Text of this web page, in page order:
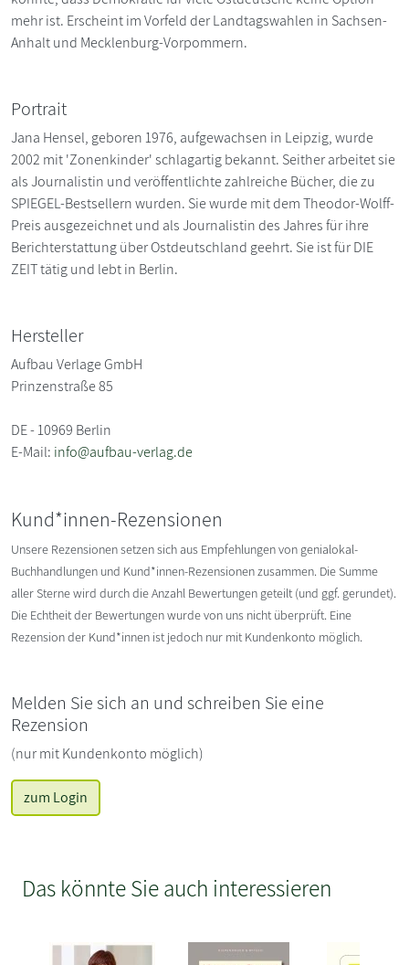
mehr ist. Erscheint im Vorfeld der Landtagswahlen in Sachsen-
Anhalt und Mecklenburg-Vorpommern.
Portrait
Jana Hensel, geboren 1976, aufgewachsen in Leipzig, wurde
2002 mit 'Zonenkinder' schlagartig bekannt. Seither arbeitet sie
als Journalistin und veröffentlichte zahlreiche Bücher, die zu
SPIEGEL-Bestsellern wurden. Sie wurde mit dem Theodor-Wolff-
Preis ausgezeichnet und als Journalistin des Jahres für ihre
Berichterstattung über Ostdeutschland geehrt. Sie ist für DIE
ZEIT tätig und lebt in Berlin.
Hersteller
Aufbau Verlage GmbH
Prinzenstraße 85
DE - 10969 Berlin
E-Mail: info@aufbau-verlag.de
Kund*innen-Rezensionen
Unsere Rezensionen setzen sich aus Empfehlungen von genialokal-
Buchhandlungen und Kund*innen-Rezensionen zusammen. Die Summe
aller Sterne wird durch die Anzahl Bewertungen geteilt (und ggf. gerundet).
Die Echtheit der Bewertungen wurde von uns nicht überprüft. Eine
Rezension der Kund*innen ist jedoch nur mit Kundenkonto möglich.
Melden Sie sich an und schreiben Sie eine
Rezension
(nur mit Kundenkonto möglich)
zum Login
Das könnte Sie auch interessieren